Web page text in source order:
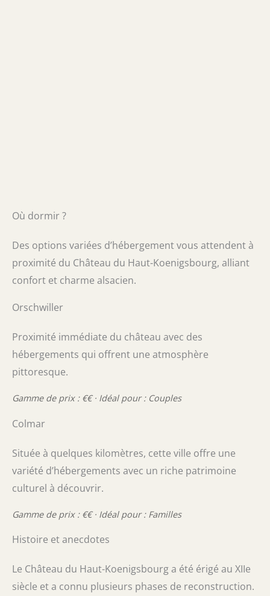
Où dormir ?
Des options variées d’hébergement vous attendent à
proximité du Château du Haut-Koenigsbourg, alliant
confort et charme alsacien.
Orschwiller
Proximité immédiate du château avec des
hébergements qui offrent une atmosphère
pittoresque.
Gamme de prix : €€ · Idéal pour : Couples
Colmar
Située à quelques kilomètres, cette ville offre une
variété d’hébergements avec un riche patrimoine
culturel à découvrir.
Gamme de prix : €€ · Idéal pour : Familles
Histoire et anecdotes
Le Château du Haut-Koenigsbourg a été érigé au XIIe
siècle et a connu plusieurs phases de reconstruction.